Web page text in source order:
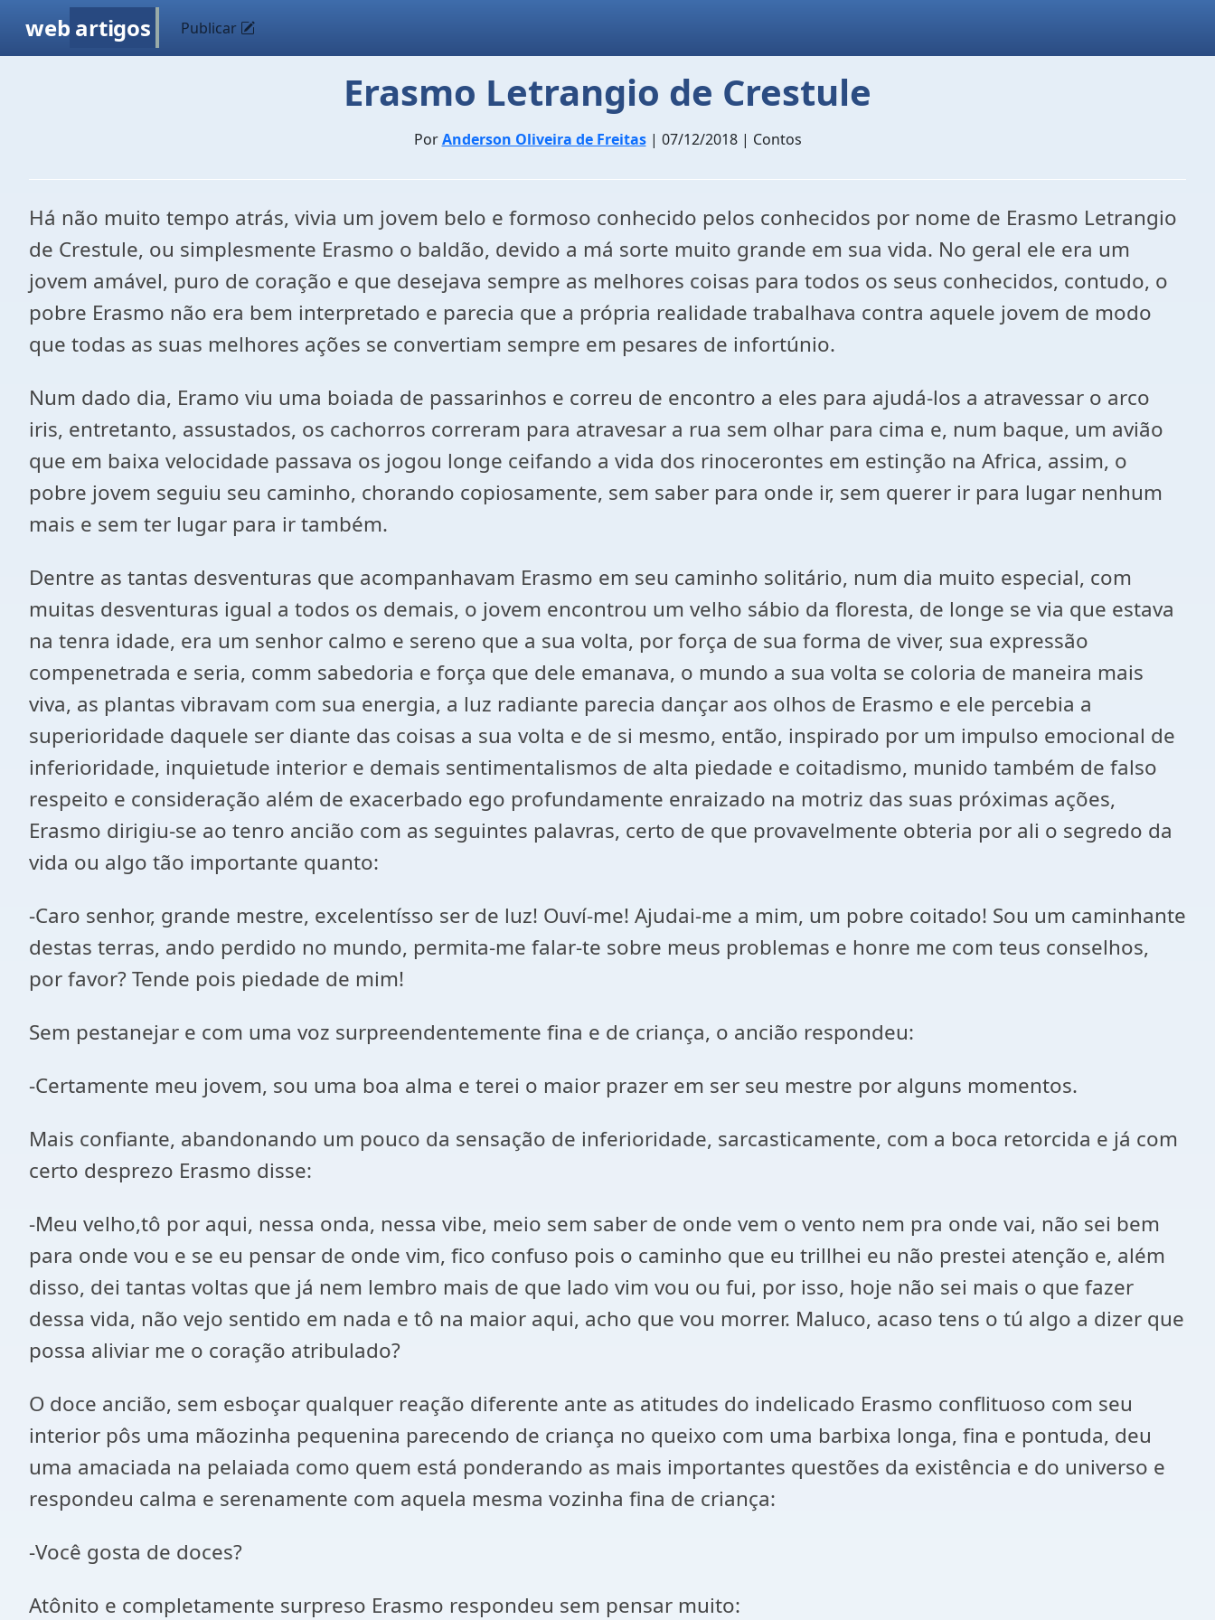
web artigos Publicar
Erasmo Letrangio de Crestule
PorAnderson Oliveira de Freitas| 07/12/2018 | Contos
Há não muito tempo atrás, vivia um jovem belo e formoso conhecido pelos conhecidos por nome de Erasmo Letrangio
de Crestule, ou simplesmente Erasmo o baldão, devido a má sorte muito grande em sua vida. No geral ele era um
jovem amável, puro de coração e que desejava sempre as melhores coisas para todos os seus conhecidos, contudo, o
pobre Erasmo não era bem interpretado e parecia que a própria realidade trabalhava contra aquele jovem de modo
que todas as suas melhores ações se convertiam sempre em pesares de infortúnio.
Num dado dia, Eramo viu uma boiada de passarinhos e correu de encontro a eles para ajudá-los a atravessar o arco
iris, entretanto, assustados, os cachorros correram para atravesar a rua sem olhar para cima e, num baque, um avião
que em baixa velocidade passava os jogou longe ceifando a vida dos rinocerontes em estinção na Africa, assim, o
pobre jovem seguiu seu caminho, chorando copiosamente, sem saber para onde ir, sem querer ir para lugar nenhum
mais e sem ter lugar para ir também.
Dentre as tantas desventuras que acompanhavam Erasmo em seu caminho solitário, num dia muito especial, com
muitas desventuras igual a todos os demais, o jovem encontrou um velho sábio da floresta, de longe se via que estava
na tenra idade, era um senhor calmo e sereno que a sua volta, por força de sua forma de viver, sua expressão
compenetrada e seria, comm sabedoria e força que dele emanava, o mundo a sua volta se coloria de maneira mais
viva, as plantas vibravam com sua energia, a luz radiante parecia dançar aos olhos de Erasmo e ele percebia a
superioridade daquele ser diante das coisas a sua volta e de si mesmo, então, inspirado por um impulso emocional de
inferioridade, inquietude interior e demais sentimentalismos de alta piedade e coitadismo, munido também de falso
respeito e consideração além de exacerbado ego profundamente enraizado na motriz das suas próximas ações,
Erasmo dirigiu-se ao tenro ancião com as seguintes palavras, certo de que provavelmente obteria por ali o segredo da
vida ou algo tão importante quanto:
-Caro senhor, grande mestre, excelentísso ser de luz! Ouví-me! Ajudai-me a mim, um pobre coitado! Sou um caminhante
destas terras, ando perdido no mundo, permita-me falar-te sobre meus problemas e honre me com teus conselhos,
por favor? Tende pois piedade de mim!
Sem pestanejar e com uma voz surpreendentemente fina e de criança, o ancião respondeu:
-Certamente meu jovem, sou uma boa alma e terei o maior prazer em ser seu mestre por alguns momentos.
Mais confiante, abandonando um pouco da sensação de inferioridade, sarcasticamente, com a boca retorcida e já com
certo desprezo Erasmo disse:
-Meu velho,tô por aqui, nessa onda, nessa vibe, meio sem saber de onde vem o vento nem pra onde vai, não sei bem
para onde vou e se eu pensar de onde vim, fico confuso pois o caminho que eu trillhei eu não prestei atenção e, além
disso, dei tantas voltas que já nem lembro mais de que lado vim vou ou fui, por isso, hoje não sei mais o que fazer
dessa vida, não vejo sentido em nada e tô na maior aqui, acho que vou morrer. Maluco, acaso tens o tú algo a dizer que
possa aliviar me o coração atribulado?
O doce ancião, sem esboçar qualquer reação diferente ante as atitudes do indelicado Erasmo conflituoso com seu
interior pôs uma mãozinha pequenina parecendo de criança no queixo com uma barbixa longa, fina e pontuda, deu
uma amaciada na pelaiada como quem está ponderando as mais importantes questões da existência e do universo e
respondeu calma e serenamente com aquela mesma vozinha fina de criança:
-Você gosta de doces?
Atônito e completamente surpreso Erasmo respondeu sem pensar muito: